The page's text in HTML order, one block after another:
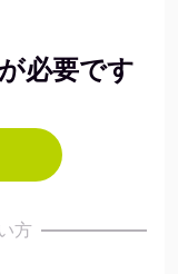
必要です
方